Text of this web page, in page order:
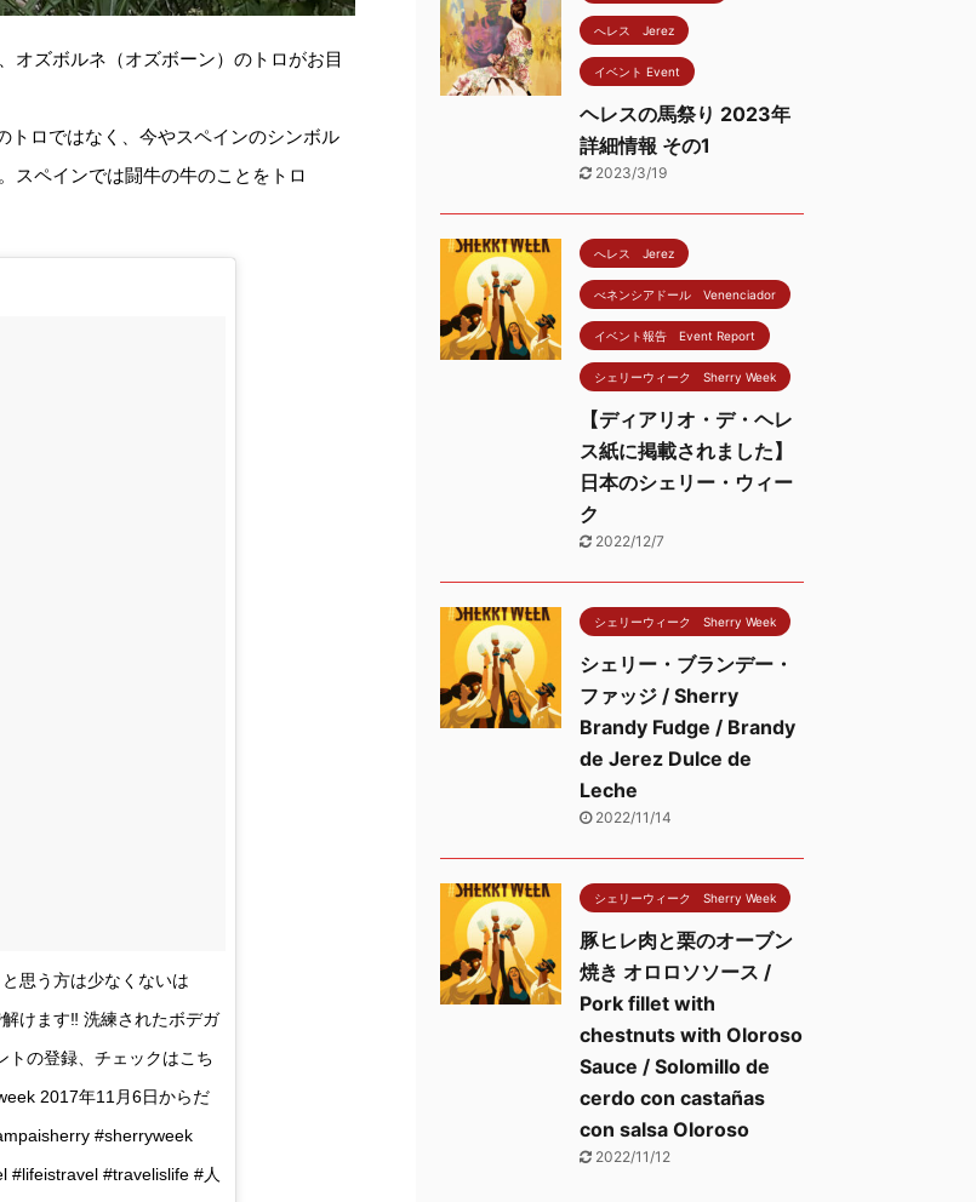
オズボルネ（オズボーン）のトロがお目
トロではなく、今やスペインのシンボル
スペインでは闘牛の牛のことをトロ
思う方は少なくないは
けます‼︎ 洗練されたボデガ
トの登録、チェックはこち
2017年11月6日からだ
#sherryweek
#lifeistravel #travelislife #人
へレス Jerez
イベント Event
ヘレスの馬祭り 2023年
詳細情報 その1
2023/3/19
へレス Jerez
べネンシアドール Venenciador
イベント報告 Event Report
シェリーウィーク Sherry Week
【ディアリオ・デ・ヘレ
ス紙に掲載されました】
日本のシェリー・ウィー
ク
2022/12/7
シェリーウィーク Sherry Week
シェリー・ブランデー・
ファッジ / Sherry
Brandy Fudge / Brandy
de Jerez Dulce de
Leche
2022/11/14
シェリーウィーク Sherry Week
豚ヒレ肉と栗のオーブン
焼き オロロソソース /
Pork fillet with
chestnuts with Oloroso
Sauce / Solomillo de
cerdo con castañas
con salsa Oloroso
2022/11/12